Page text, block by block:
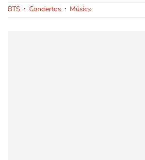
BTS Conciertos Música